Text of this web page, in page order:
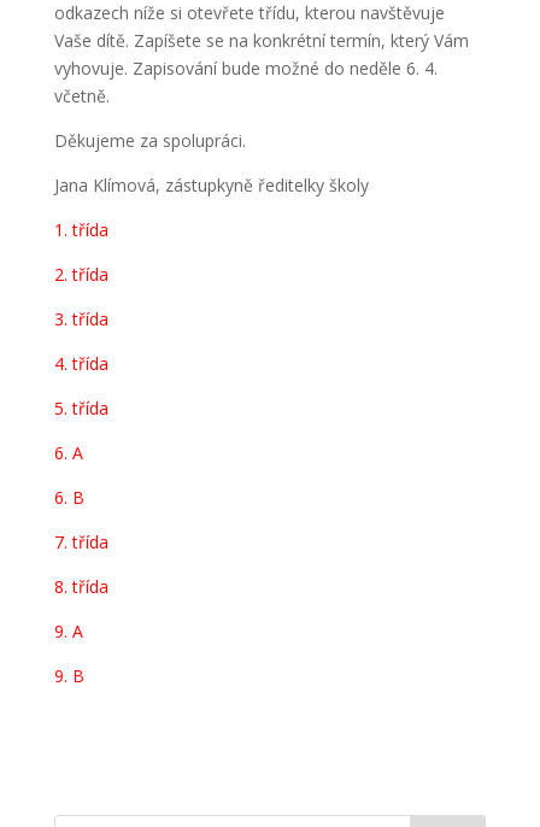
odkazech níže si otevřete třídu, kterou navštěvuje
Vaše dítě. Zapíšete se na konkrétní termín, který Vám
vyhovuje. Zapisování bude možné do neděle 6. 4.
včetně.
Děkujeme za spolupráci.
Jana Klímová, zástupkyně ředitelky školy
1. třída
2. třída
3. třída
4. třída
5. třída
6. A
6. B
7. třída
8. třída
9. A
9. B